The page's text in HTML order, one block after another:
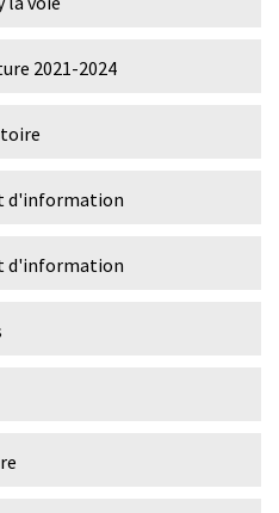
2021-2024
d'information
d'information